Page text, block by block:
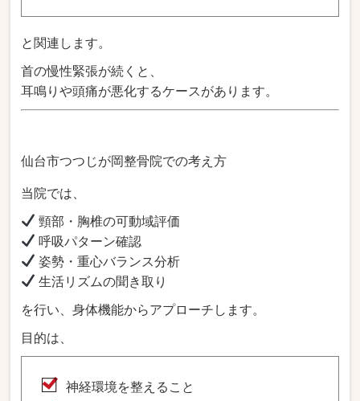
と関連します。
首の慢性緊張が続くと、
耳鳴りや頭痛が悪化するケースがあります。
仙台市つつじが岡整骨院での考え方
当院では、
頸部・胸椎の可動域評価
呼吸パターン確認
姿勢・重心バランス分析
生活リズムの聞き取り
を行い、身体機能からアプローチします。
目的は、
神経環境を整えること